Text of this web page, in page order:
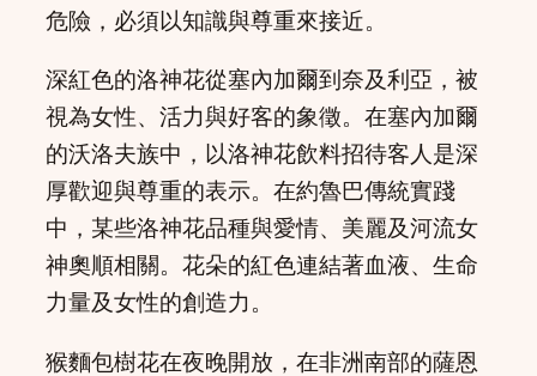
危險，必須以知識與尊重來接近。
深紅色的洛神花從塞內加爾到奈及利亞，被
視為女性、活力與好客的象徵。在塞內加爾
的沃洛夫族中，以洛神花飲料招待客人是深
厚歡迎與尊重的表示。在約魯巴傳統實踐
中，某些洛神花品種與愛情、美麗及河流女
神奧順相關。花朵的紅色連結著血液、生命
力量及女性的創造力。
猴麵包樹花在夜晚開放，在非洲南部的薩恩